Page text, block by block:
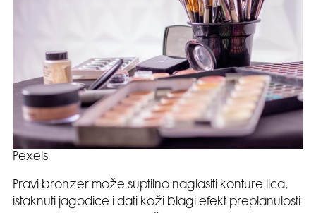
Pexels
Pravi bronzer može suptilno naglasiti konture lica,
istaknuti jagodice i dati koži blagi efekt preplanulosti